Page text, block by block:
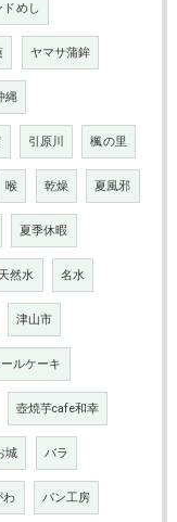
めし
ヤマサ蒲鉾
縄
引原川 楓の里
喉 乾燥 夏風邪
夏季休暇
天然水 名水
津山市
ールケーキ
壺焼芋cafe和幸
城 バラ
わ パン工房